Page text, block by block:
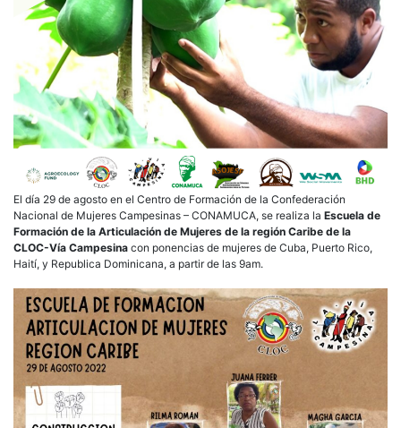
El día 29 de agosto en el Centro de Formación de la Confederación
Nacional de Mujeres Campesinas – CONAMUCA, se realiza la Escuela de
Formación de la Articulación de Mujeres de la región Caribe de la
CLOC-Vía Campesina con ponencias de mujeres de Cuba, Puerto Rico,
Haití, y Republica Dominicana, a partir de las 9am.